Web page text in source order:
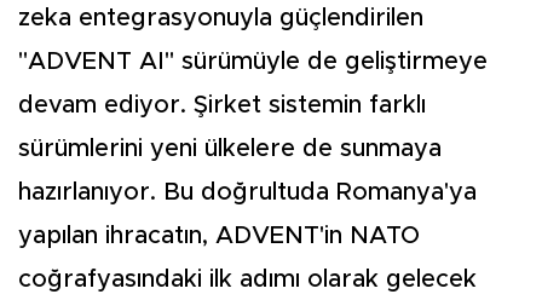
zeka entegrasyonuyla güçlendirilen
"ADVENT AI" sürümüyle de geliştirmeye
devam ediyor. Şirket sistemin farklı
sürümlerini yeni ülkelere de sunmaya
hazırlanıyor. Bu doğrultuda Romanya'ya
yapılan ihracatın, ADVENT'in NATO
coğrafyasındaki ilk adımı olarak gelecek